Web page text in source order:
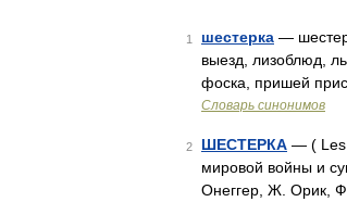
1 шестерка —
выезд, лизоблюд,
фоска, пришей
Словарь синонимов
2 ШЕСТЕРКА — ( Les
мировой войны и
Онеггер, Ж. Орик,